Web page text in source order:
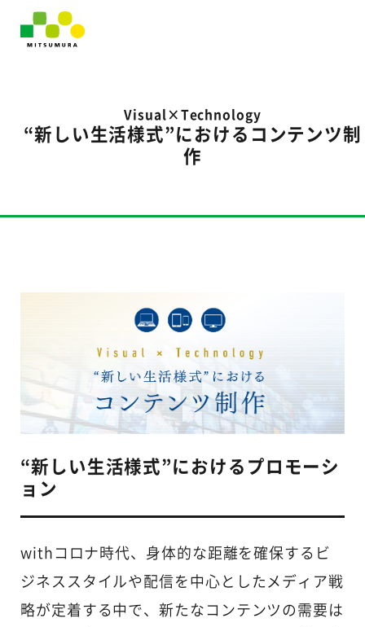
Visual×Technology
“新しい生活様式”におけるコンテンツ制
作
“新しい生活様式”におけるプロモーシ
ョン
withコロナ時代、身体的な距離を確保するビ
ジネススタイルや配信を中心としたメディア戦
略が定着する中で、新たなコンテンツの需要は